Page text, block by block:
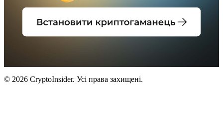
© 2026 CryptoInsider. Усі права захищені.